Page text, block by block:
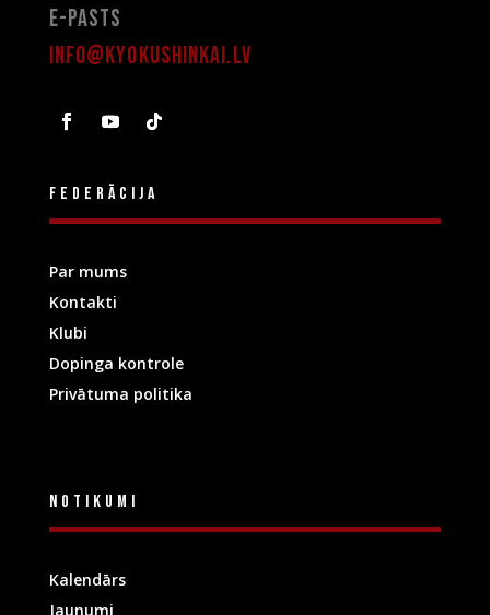
E-pasts
info@kyokushinkai.lv
Federācija
Par mums
Kontakti
Klubi
Dopinga kontrole
Privātuma politika
Notikumi
Kalendārs
Jaunumi